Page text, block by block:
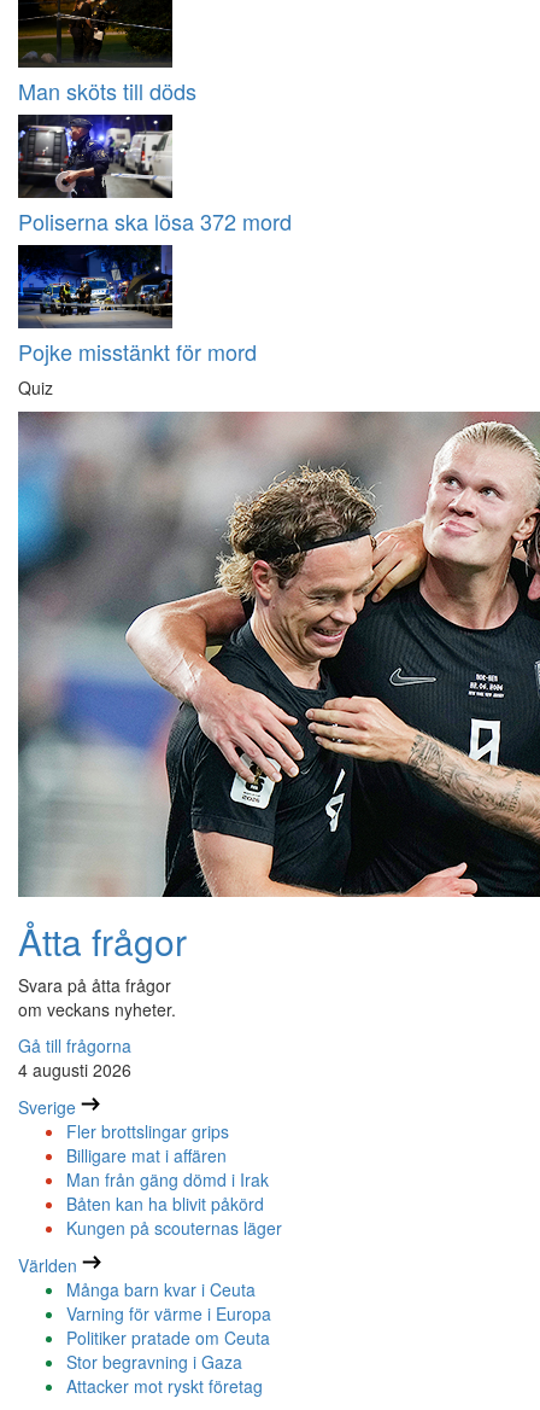
Man sköts till döds
Poliserna ska lösa 372 mord
Pojke misstänkt för mord
Quiz
Åtta frågor
Svara på åtta frågor
om veckans nyheter.
Gå till frågorna
4 augusti 2026
Sverige
Fler brottslingar grips
Billigare mat i affären
Man från gäng dömd i Irak
Båten kan ha blivit påkörd
Kungen på scouternas läger
Världen
Många barn kvar i Ceuta
Varning för värme i Europa
Politiker pratade om Ceuta
Stor begravning i Gaza
Attacker mot ryskt företag